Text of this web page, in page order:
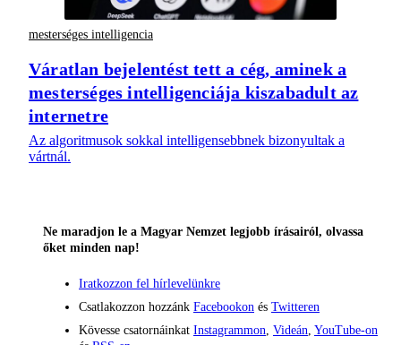
mesterséges intelligencia
Váratlan bejelentést tett a cég, aminek a
mesterséges intelligenciája kiszabadult az
internetre
Az algoritmusok sokkal intelligensebbnek bizonyultak a
vártnál.
Ne maradjon le a Magyar Nemzet legjobb írásairól, olvassa
őket minden nap!
Iratkozzon fel hírlevelünkre
Csatlakozzon hozzánk Facebookon és Twitteren
Kövesse csatornáinkat Instagrammon, Videán, YouTube-on